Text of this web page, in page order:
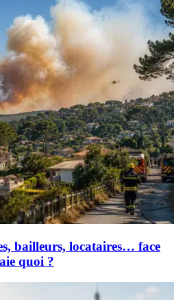
bailleurs, locataires… face
quoi ?